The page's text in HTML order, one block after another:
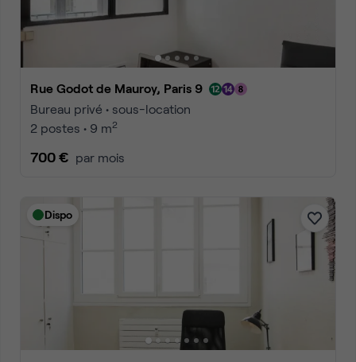
Rue Godot de Mauroy, Paris 9
Bureau privé • sous-location
2 postes • 9 m2
700 € par mois
Dispo